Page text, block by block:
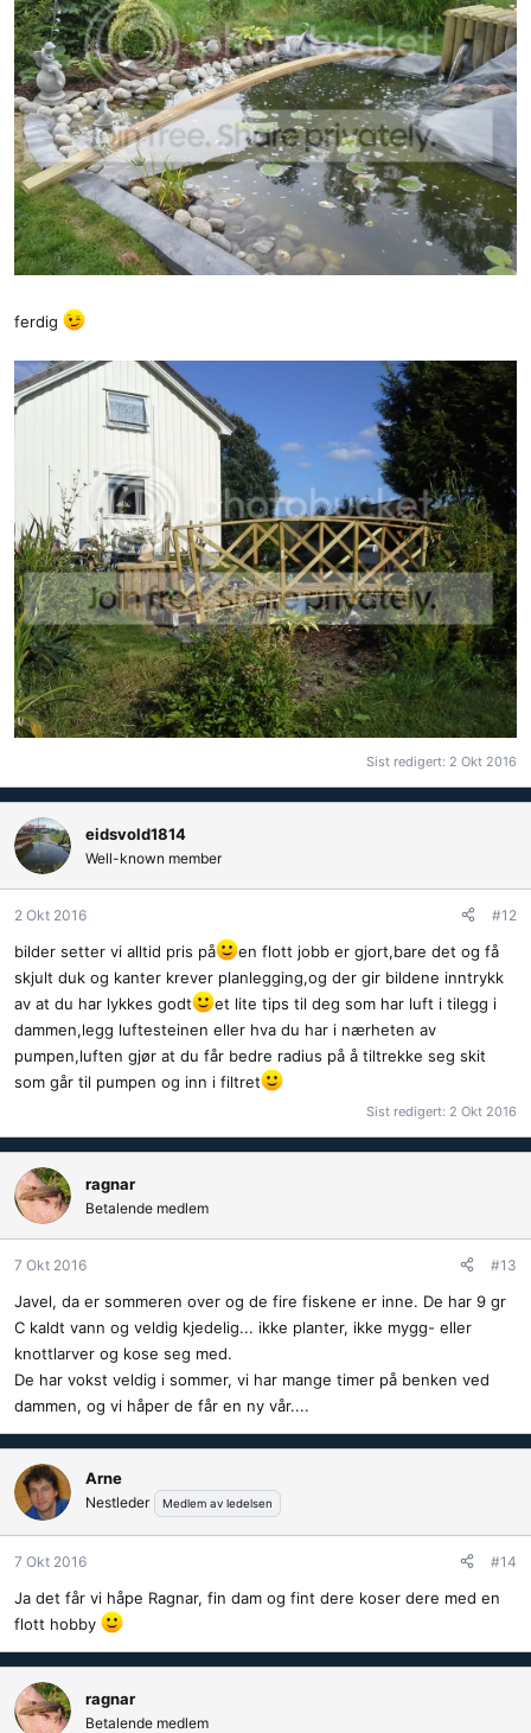
ferdig
Sist redigert: 2 Okt 2016
eidsvold1814
Well-known member
2 Okt 2016 #12
bilder setter vi alltid pris på
en flott jobb er gjort,bare det og få
skjult duk og kanter krever planlegging,og der gir bildene inntrykk
av at du har lykkes godt
et lite tips til deg som har luft i tilegg i
dammen,legg luftesteinen eller hva du har i nærheten av
pumpen,luften gjør at du får bedre radius på å tiltrekke seg skit
som går til pumpen og inn i filtret
Sist redigert: 2 Okt 2016
ragnar
Betalende medlem
7 Okt 2016 #13
Javel, da er sommeren over og de fire fiskene er inne. De har 9 gr
C kaldt vann og veldig kjedelig... ikke planter, ikke mygg- eller
knottlarver og kose seg med.
De har vokst veldig i sommer, vi har mange timer på benken ved
dammen, og vi håper de får en ny vår....
Arne
Nestleder Medlem av ledelsen
7 Okt 2016 #14
Ja det får vi håpe Ragnar, fin dam og fint dere koser dere med en
flott hobby
ragnar
Betalende medlem